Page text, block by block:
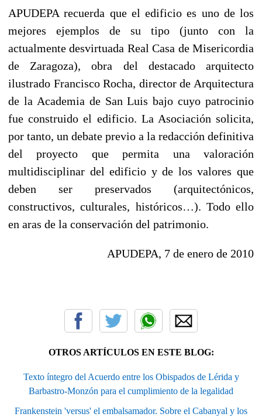
APUDEPA recuerda que el edificio es uno de los
mejores ejemplos de su tipo (junto con la
actualmente desvirtuada Real Casa de Misericordia
de Zaragoza), obra del destacado arquitecto
ilustrado Francisco Rocha, director de Arquitectura
de la Academia de San Luis bajo cuyo patrocinio
fue construido el edificio. La Asociación solicita,
por tanto, un debate previo a la redacción definitiva
del proyecto que permita una valoración
multidisciplinar del edificio y de los valores que
deben ser preservados (arquitectónicos,
constructivos, culturales, históricos…). Todo ello
en aras de la conservación del patrimonio.
APUDEPA, 7 de enero de 2010
OTROS ARTÍCULOS EN ESTE BLOG:
Texto íntegro del Acuerdo entre los Obispados de Lérida y
Barbastro-Monzón para el cumplimiento de la legalidad
Frankenstein 'versus' el embalsamador. Sobre el Cabanyal y los